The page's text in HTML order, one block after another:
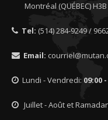
Montréal (QUÉBEC)
Tel: (514) 284-9249 /
Email:
Lundi - Vendredi: 09:00
Juillet - Août et